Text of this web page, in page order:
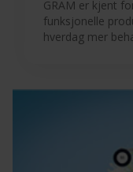
GRAM er kjent
funksjonelle
hverdag mer